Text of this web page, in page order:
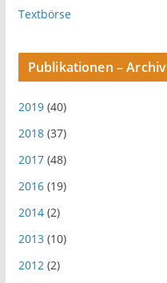
Textbörse
Publikationen – Archiv
2019(40)
2018(37)
2017(48)
2016(19)
2014(2)
2013(10)
2012(2)